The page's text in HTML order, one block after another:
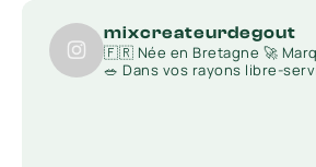
mixcreateurdegout
🇫🇷 Née en Bretagne 🚀
🥗 Dans vos rayons libre-